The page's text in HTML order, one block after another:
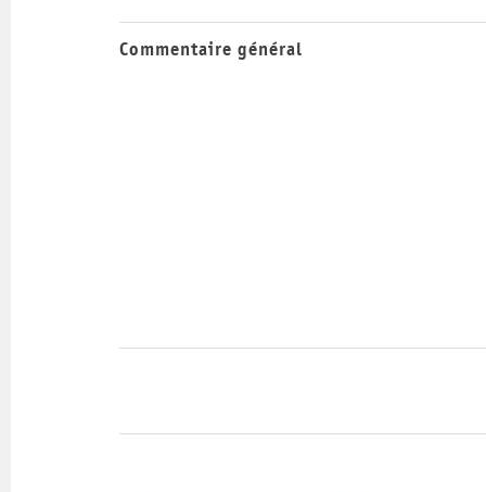
Commentaire général